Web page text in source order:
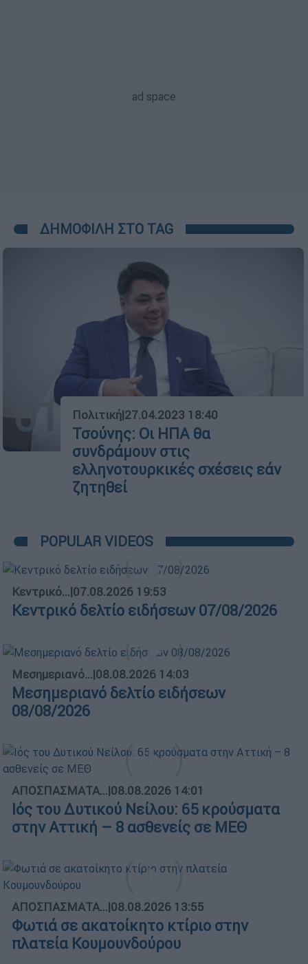
ΔΗΜΟΦΙΛΗ ΣΤΟ TAG
01 Πολιτική|27.04.2023 18:40
Τσούνης: Οι ΗΠΑ θα
συνδράμουν στις
ελληνοτουρκικές σχέσεις εάν
ζητηθεί
POPULAR VIDEOS
Κεντρικό...|07.08.2026 19:53
Κεντρικό δελτίο ειδήσεων 07/08/2026
Μεσημεριανό...|08.08.2026 14:03
Μεσημεριανό δελτίο ειδήσεων
08/08/2026
ΑΠΟΣΠΑΣΜΑΤΑ...|08.08.2026 14:01
Ιός του Δυτικού Νείλου: 65 κρούσματα
στην Αττική – 8 ασθενείς σε ΜΕΘ
ΑΠΟΣΠΑΣΜΑΤΑ...|08.08.2026 13:55
Φωτιά σε ακατοίκητο κτίριο στην
πλατεία Κουμουνδούρου